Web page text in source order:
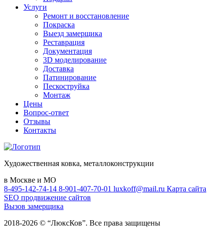
Услуги
Ремонт и восстановление
Покраска
Выезд замерщика
Реставрация
Документация
3D моделирование
Доставка
Патинирование
Пескоструйка
Монтаж
Цены
Вопрос-ответ
Отзывы
Контакты
Художественная ковка, металлоконструкции
в Москве и МО
8-495-142-74-14 8-901-407-70-01 luxkoff@mail.ru Карта сайта
SEO продвижение сайтов
Вызов замерщика
2018-2026 © “ЛюксКов”. Все права защищены